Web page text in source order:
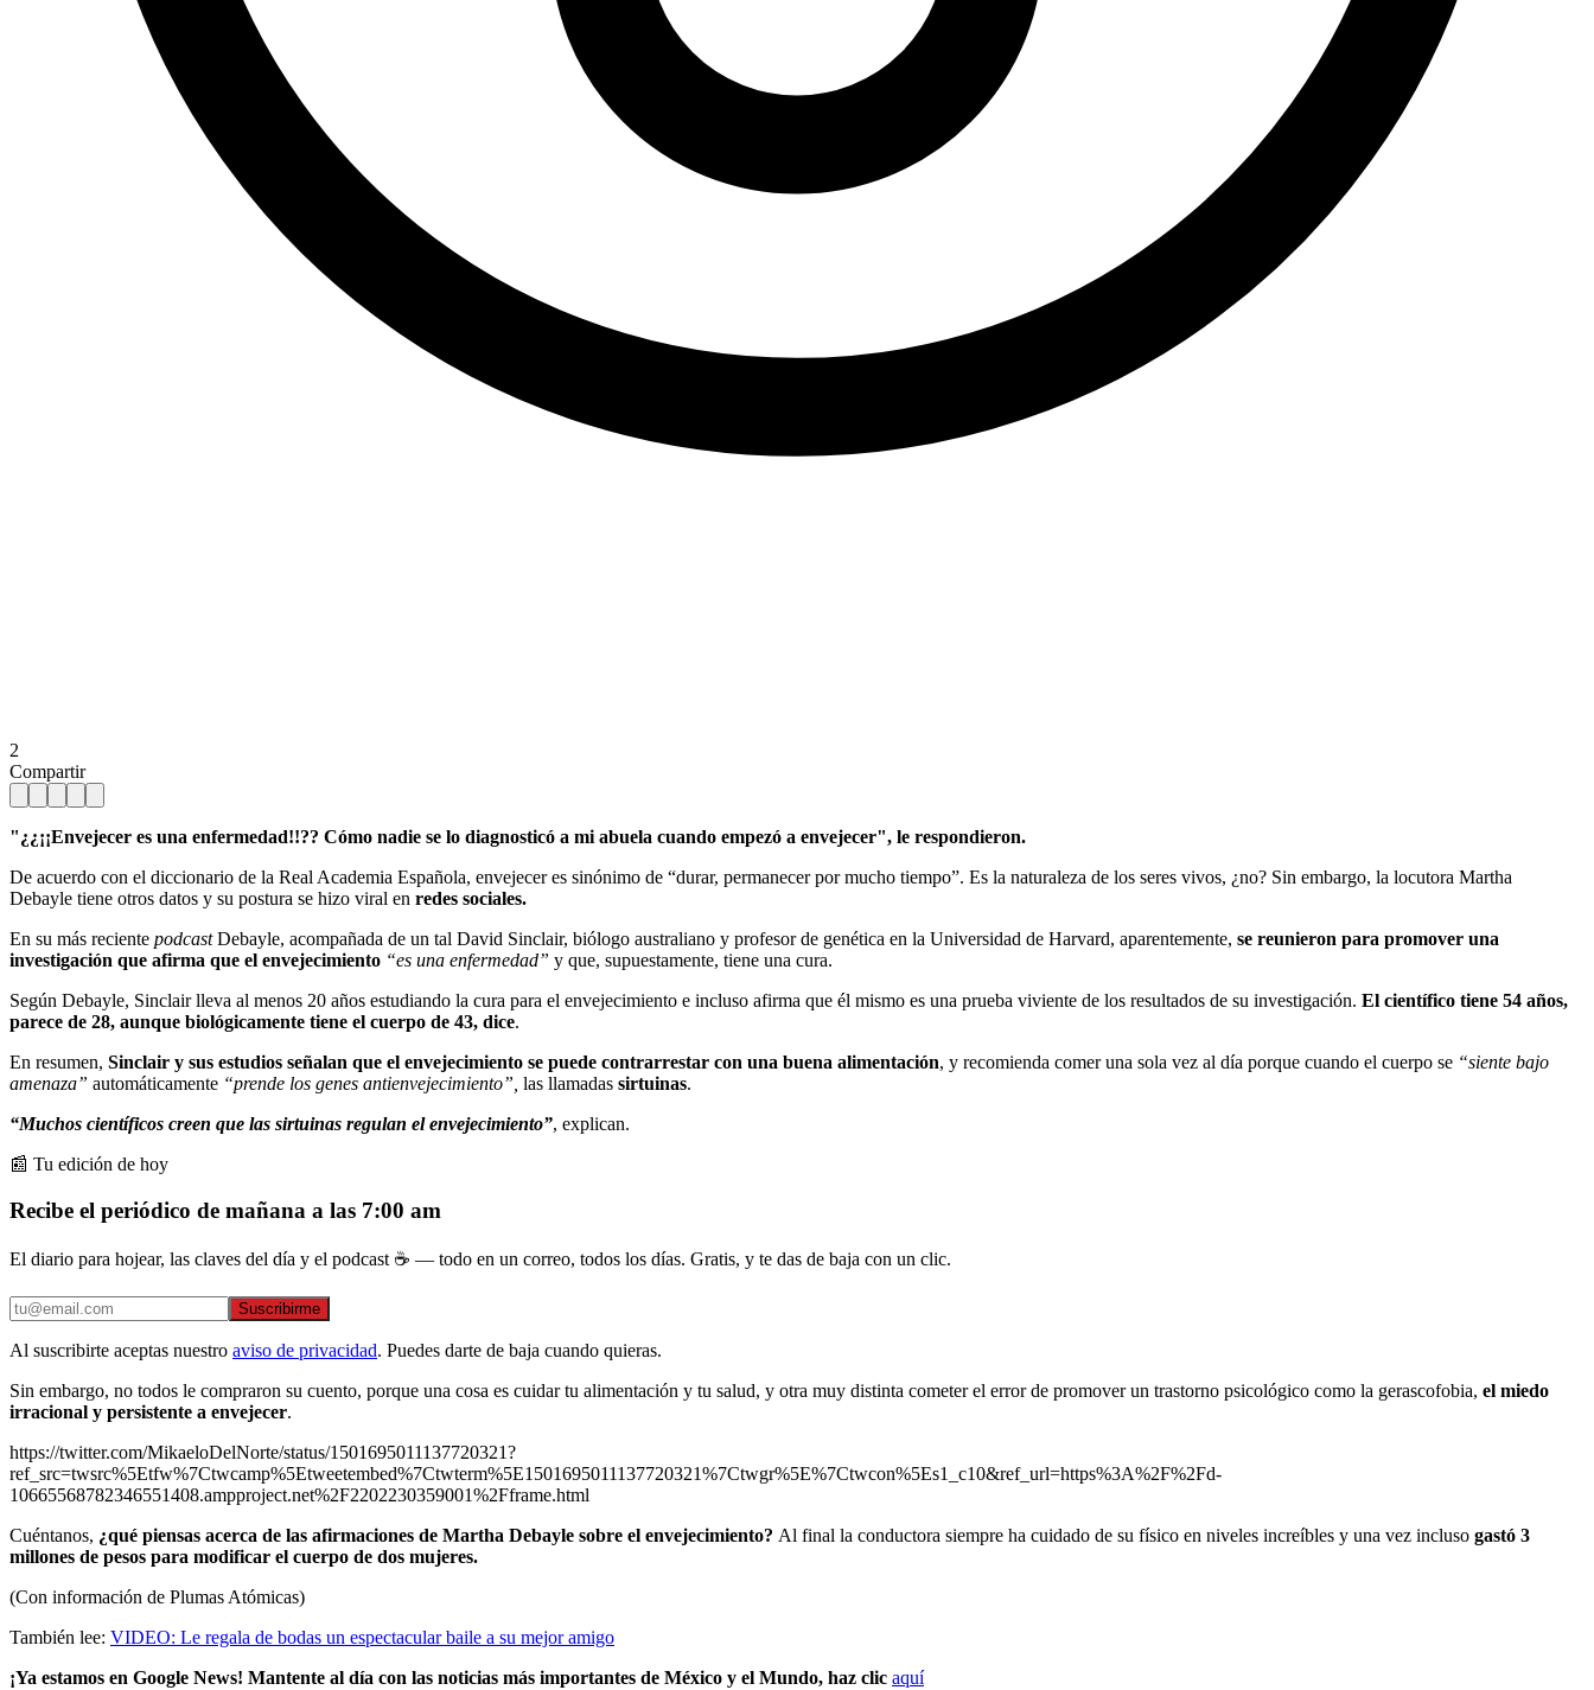
2
Compartir
"¿¿¡¡Envejecer es una enfermedad!!?? Cómo nadie se lo diagnosticó a mi abuela cuando empezó a envejecer", le respondieron.
De acuerdo con el diccionario de la Real Academia Española, envejecer es sinónimo de “durar, permanecer por mucho tiempo”. Es la naturaleza de los seres vivos, ¿no? Sin embargo, la locutora Martha
Debayle tiene otros datos y su postura se hizo viral en redes sociales.
En su más reciente podcastDebayle, acompañada de un tal David Sinclair, biólogo australiano y profesor de genética en la Universidad de Harvard, aparentemente, se reunieron para promover una
investigación que afirma que el envejecimiento “es una enfermedad” y que, supuestamente, tiene una cura.
Según Debayle, Sinclair lleva al menos 20 años estudiando la cura para el envejecimiento e incluso afirma que él mismo es una prueba viviente de los resultados de su investigación. El científico tiene 54 años,
parece de 28, aunque biológicamente tiene el cuerpo de 43, dice.
En resumen, Sinclair y sus estudios señalan que el envejecimiento se puede contrarrestar con una buena alimentación, y recomienda comer una sola vez al día porque cuando el cuerpo se “siente bajo
amenaza” automáticamente “prende los genes antienvejecimiento”, las llamadas sirtuinas.
“Muchos científicos creen que las sirtuinas regulan el envejecimiento”, explican.
📰 Tu edición de hoy
Recibe el periódico de mañana a las 7:00 am
El diario para hojear, las claves del día y el podcast ☕ — todo en un correo, todos los días. Gratis, y te das de baja con un clic.
Suscribirme
Al suscribirte aceptas nuestro aviso de privacidad. Puedes darte de baja cuando quieras.
Sin embargo, no todos le compraron su cuento, porque una cosa es cuidar tu alimentación y tu salud, y otra muy distinta cometer el error de promover un trastorno psicológico como la gerascofobia, el miedo
irracional y persistente a envejecer.
https://twitter.com/MikaeloDelNorte/status/1501695011137720321?
ref_src=twsrc%5Etfw%7Ctwcamp%5Etweetembed%7Ctwterm%5E1501695011137720321%7Ctwgr%5E%7Ctwcon%5Es1_c10&ref_url=https%3A%2F%2Fd-
10665568782346551408.ampproject.net%2F2202230359001%2Fframe.html
Cuéntanos, ¿qué piensas acerca de las afirmaciones de Martha Debayle sobre el envejecimiento? Al final la conductora siempre ha cuidado de su físico en niveles increíbles y una vez incluso gastó 3
millones de pesos para modificar el cuerpo de dos mujeres.
(Con información de Plumas Atómicas)
También lee: VIDEO: Le regala de bodas un espectacular baile a su mejor amigo
¡Ya estamos en Google News! Mantente al día con las noticias más importantes de México y el Mundo, haz clic aquí